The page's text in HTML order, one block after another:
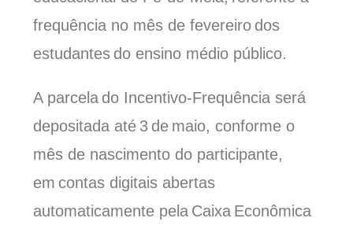
frequência no mês de fevereiro dos
estudantes do ensino médio público.
A parcela do Incentivo-Frequência será
depositada até 3 de maio, conforme o
mês de nascimento do participante,
em contas digitais abertas
automaticamente pela Caixa Econômica